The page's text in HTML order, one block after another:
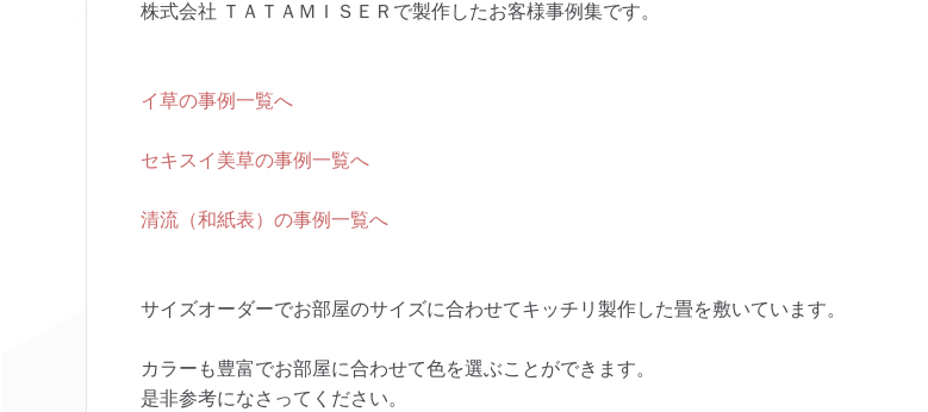
株式会社 ＴＡＴＡＭＩＳＥＲで製作したお客様事例集です。
イ草の事例一覧へ
セキスイ美草の事例一覧へ
清流（和紙表）の事例一覧へ
サイズオーダーでお部屋のサイズに合わせてキッチリ製作した畳を敷いています。
カラーも豊富でお部屋に合わせて色を選ぶことができます。
是非参考になさってください。